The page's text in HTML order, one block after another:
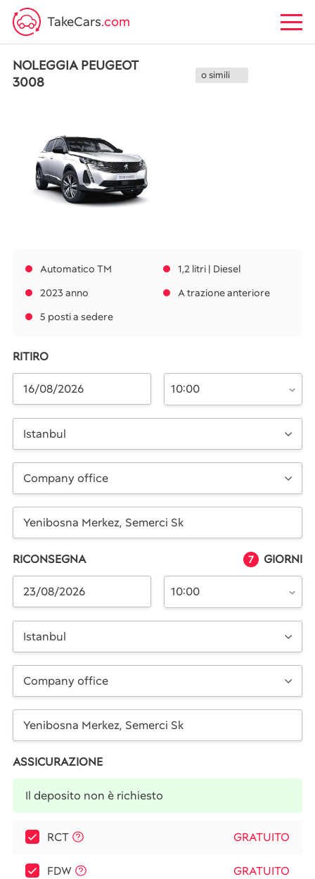
TakeCars.com
NOLEGGIA PEUGEOT
3008
o simili
Automatico TM
1,2 litri | Diesel
2023 anno
A trazione anteriore
5 posti a sedere
RITIRO
10:00
Istanbul
Company office
RICONSEGNA 7 GIORNI
10:00
Istanbul
Company office
ASSICURAZIONE
Il deposito non è richiesto
RCT GRATUITO
FDW GRATUITO